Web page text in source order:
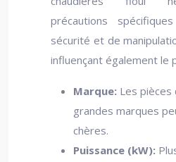
précautions
sécurité et de
influençant également le
Marque: Les pièces
grandes marques
chères.
Puissance (kW):